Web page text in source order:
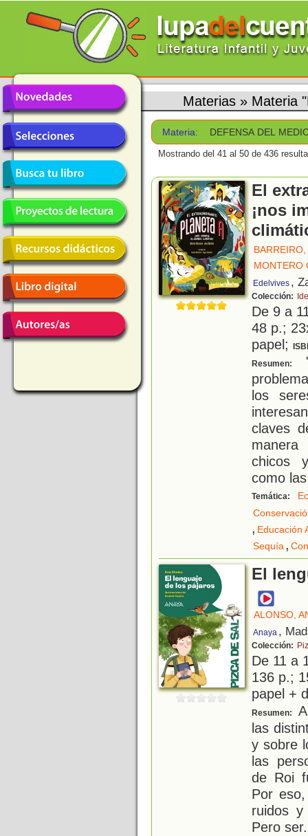
Materias » Materia
Materia: DEFENSA DEL
Mostrando del 41 al 50 de 436
El
¡nos
MONTERO
Edelvives ,
Colección:
De 9 a
48 p.;
papel;
Resumen:
los
claves
chicos
como
Temática:
, Educación
Sequía,
El
ALONSO,
Anaya ,
Colección:
De 11 a
136 p.;
papel +
Resumen:
las
y sobre
las
de Roi
Por
ruidos
Pero ser